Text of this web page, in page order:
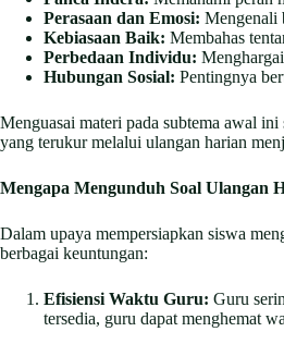
Perasaan dan Emosi: Mengenali
Kebiasaan Baik: Membahas
Perbedaan Individu:
Hubungan Sosial: Pentingnya
Menguasai materi pada subtema awal
yang terukur melalui ulangan harian
Mengapa Mengunduh Soal Ulangan
Dalam upaya mempersiapkan siswa
berbagai keuntungan:
Efisiensi Waktu Guru: Guru
tersedia, guru dapat menghemat